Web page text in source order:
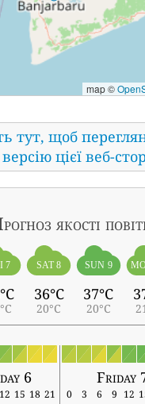
map ©
тут, щоб
цієї веб-
якості
7 SAT 8
36°C
20°C
SUN 9
37°C
20°C
6 Friday
12 15 18 21 0 3 6 9 12